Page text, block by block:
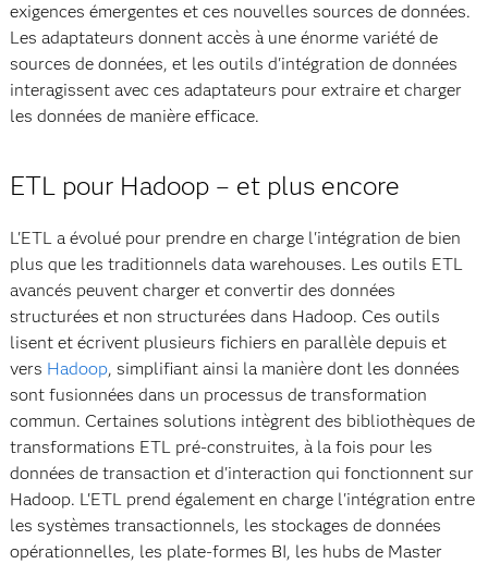
exigences émergentes et ces nouvelles sources de données.
Les adaptateurs donnent accès à une énorme variété de
sources de données, et les outils d'intégration de données
interagissent avec ces adaptateurs pour extraire et charger
les données de manière efficace.
ETL pour Hadoop – et plus encore
L'ETL a évolué pour prendre en charge l'intégration de bien
plus que les traditionnels data warehouses. Les outils ETL
avancés peuvent charger et convertir des données
structurées et non structurées dans Hadoop. Ces outils
lisent et écrivent plusieurs fichiers en parallèle depuis et
vers Hadoop, simplifiant ainsi la manière dont les données
sont fusionnées dans un processus de transformation
commun. Certaines solutions intègrent des bibliothèques de
transformations ETL pré-construites, à la fois pour les
données de transaction et d'interaction qui fonctionnent sur
Hadoop. L'ETL prend également en charge l'intégration entre
les systèmes transactionnels, les stockages de données
opérationnelles, les plate-formes BI, les hubs de Master